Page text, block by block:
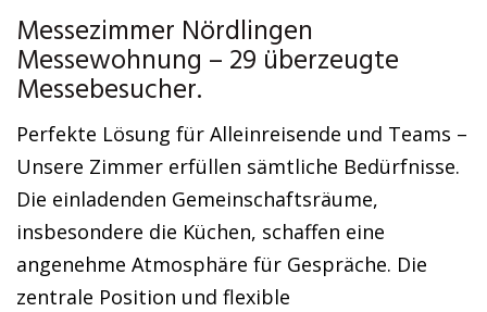
Messezimmer Nördlingen
Messewohnung – 29 überzeugte
Messebesucher.
Perfekte Lösung für Alleinreisende und Teams –
Unsere Zimmer erfüllen sämtliche Bedürfnisse.
Die einladenden Gemeinschaftsräume,
insbesondere die Küchen, schaffen eine
angenehme Atmosphäre für Gespräche. Die
zentrale Position und flexible